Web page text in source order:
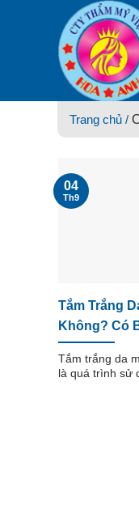
Trang chủ /
Tắm Trắng
Không? Có
Tắm trắng da
là quá trình sử
04
Th9